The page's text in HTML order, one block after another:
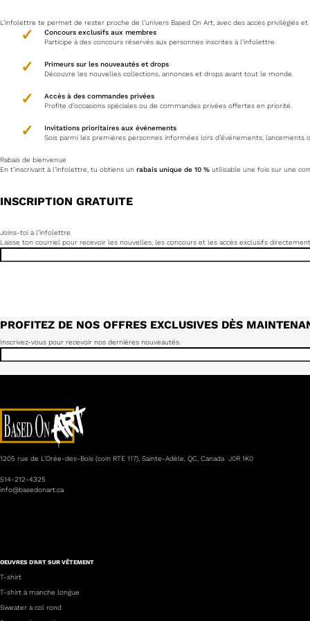
L’infolettre te permet de rester proche de l’univers Based On Art, avec des accès privilégiés
Concours exclusifs aux membres
Participe à des concours réservés aux personnes inscrites à l’infolettre.
Primeurs sur les nouveautés et drops
Découvre les nouvelles collections, annonces et drops avant tout le monde.
Accès à des commandes privées
Profite d’occasions spéciales ou de commandes privées offertes en priorité.
Invitations prioritaires aux événements
Sois parmi les premières personnes informées lors d’événements, lancements
Rabais de bienvenue
En t’inscrivant à l’infolettre, tu obtiens un rabais unique de 10 % utilisable une fois sur une
INSCRIPTION GRATUITE
Joins-toi à l’infolettre
Laisse ton courriel pour recevoir les nouvelles, les concours et les accès exclusifs
PROFITEZ DE NOS OFFRES EXCLUSIVES DÈS
Inscrivez-vous pour recevoir nos dernières nouveautés.
1205 rue de L’Orée-des-Bois (coin RTE 117), Sainte-Adèle, QC, Canada J0R 1K0
514-212-4325
info@basedonart.ca
OEUVRES D'ART SUR VÊTEMENT
T-shirt
T-shirt à manche longue
Sweater à col rond